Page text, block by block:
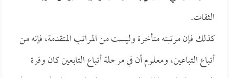
الثقات.
كذلك فإن مرتبته متأخرة وليست من المراتب المتقدمة، فإنه من
أتباع التباعين، ومعلوم أن في مرحلة أتباع التابعين كان وفرة